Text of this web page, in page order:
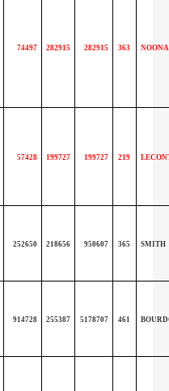
74497 282915 282915 363
57428 199727 199727 219
252650 218656 950607 365 SMITH
914728 255387 5178707 461